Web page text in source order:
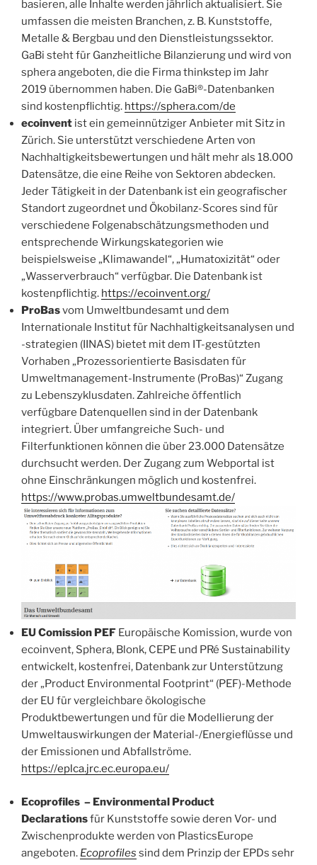
basieren, alle Inhalte werden jährlich aktualisiert. Sie
umfassen die meisten Branchen, z. B. Kunststoffe,
Metalle & Bergbau und den Dienstleistungssektor.
GaBi steht für Ganzheitliche Bilanzierung und wird von
sphera angeboten, die die Firma thinkstep im Jahr
2019 übernommen haben. Die GaBi®-Datenbanken
sind kostenpflichtig. https://sphera.com/de
ecoinvent ist ein gemeinnütziger Anbieter mit Sitz in
Zürich. Sie unterstützt verschiedene Arten von
Nachhaltigkeitsbewertungen und hält mehr als 18.000
Datensätze, die eine Reihe von Sektoren abdecken.
Jeder Tätigkeit in der Datenbank ist ein geografischer
Standort zugeordnet und Ökobilanz-Scores sind für
verschiedene Folgenabschätzungsmethoden und
entsprechende Wirkungskategorien wie
beispielsweise „Klimawandel“, „Humatoxizität“ oder
„Wasserverbrauch“ verfügbar. Die Datenbank ist
kostenpflichtig. https://ecoinvent.org/
ProBasvom Umweltbundesamt und dem
Internationale Institut für Nachhaltigkeitsanalysen und
-strategien (IINAS) bietet mit dem IT-gestützten
Vorhaben „Prozessorientierte Basisdaten für
Umweltmanagement-Instrumente (ProBas)“ Zugang
zu Lebenszyklusdaten. Zahlreiche öffentlich
verfügbare Datenquellen sind in der Datenbank
integriert. Über umfangreiche Such- und
Filterfunktionen können die über 23.000 Datensätze
durchsucht werden. Der Zugang zum Webportal ist
ohne Einschränkungen möglich und kostenfrei.
https://www.probas.umweltbundesamt.de/
EU Comission PEF Europäische Komission, wurde von
ecoinvent, Sphera, Blonk, CEPE und PRé Sustainability
entwickelt, kostenfrei, Datenbank zur Unterstützung
der „Product Environmental Footprint“ (PEF)-Methode
der EU für vergleichbare ökologische
Produktbewertungen und für die Modellierung der
Umweltauswirkungen der Material-/Energieflüsse und
der Emissionen und Abfallströme.
https://eplca.jrc.ec.europa.eu/
Ecoprofiles – Environmental Product
Declarationsfür Kunststoffe sowie deren Vor- und
Zwischenprodukte werden von PlasticsEurope
angeboten. Ecoprofiles sind dem Prinzip der EPDs sehr